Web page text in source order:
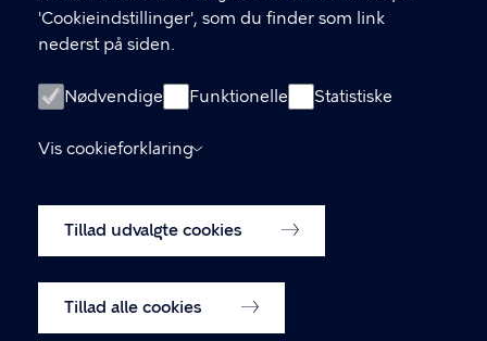
'Cookieindstillinger', som du finder som link
nederst på siden.
Nødvendige Funktionelle Statistiske
Vis cookieforklaring
Tillad udvalgte cookies
Tillad alle cookies
Tidligere kommuneplaner
Lokalplaner
Blivhørt.dk
Cookiepolitik
Cookieindstillinger